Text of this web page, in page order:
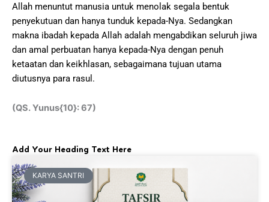
Allah menuntut manusia untuk menolak segala bentuk
penyekutuan dan hanya tunduk kepada-Nya. Sedangkan
makna ibadah kepada Allah adalah mengabdikan seluruh jiwa
dan amal perbuatan hanya kepada-Nya dengan penuh
ketaatan dan keikhlasan, sebagaimana tujuan utama
diutusnya para rasul.
(QS. Yunus{10}: 67)
Add Your Heading Text Here
KARYA SANTRI